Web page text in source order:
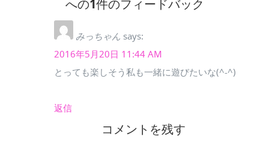
への1件のフィードバック
みっちゃん says:
2016年5月20日 11:44 AM
とっても楽しそう私も一緒に遊びたいな(^-^)
返信
コメントを残す